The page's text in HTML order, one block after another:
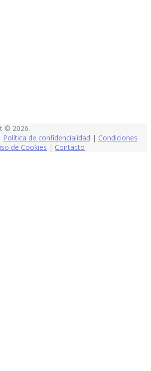
© 2026.
Política de confidencialidad | Condiciones
de Cookies | Contacto